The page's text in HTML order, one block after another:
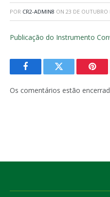
POR CR2-ADMIN8 ON 23 DE OUTUBRO
Publicação do Instrumento
FacebookTwitter
Os comentários estão